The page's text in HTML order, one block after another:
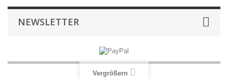
NEWSLETTER
Vergrößern